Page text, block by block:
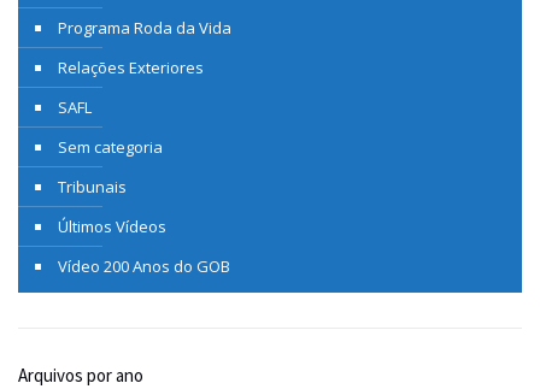
Programa Roda da Vida
Relações Exteriores
SAFL
Sem categoria
Tribunais
Últimos Vídeos
Vídeo 200 Anos do GOB
Arquivos por ano